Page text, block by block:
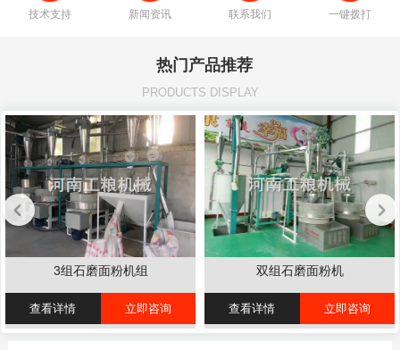
技术支持 新闻资讯 联系我们 一键拨打
热门产品推荐
PRODUCTS DISPLAY
3组石磨面粉机组
查看详情 立即咨询
双组石磨面粉机
查看详情 立即咨询